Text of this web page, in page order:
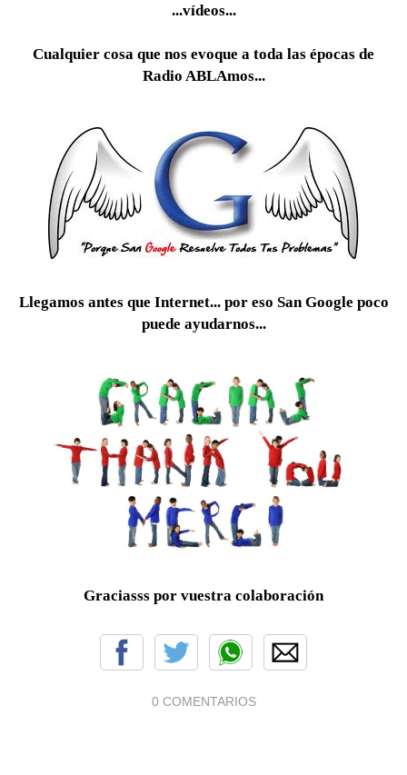
...vídeos...
Cualquier cosa que nos evoque a toda las épocas de
Radio ABLAmos...
Llegamos antes que Internet... por eso San Google poco
puede ayudarnos...
Graciasss por vuestra colaboración
0 COMENTARIOS